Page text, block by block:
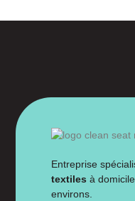
Entreprise
textiles à
environs.